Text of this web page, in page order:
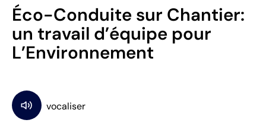
Éco-Conduite sur Chantier:
un travail d’équipe pour
L’Environnement